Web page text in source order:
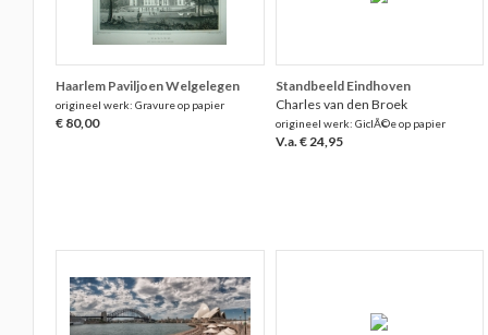
Haarlem Paviljoen Welgelegen
origineel werk: Gravure op papier
€ 80,00
Standbeeld Eindhoven
Charles van den Broek
origineel werk: GiclÃ©e op papier
V.a. € 24,95